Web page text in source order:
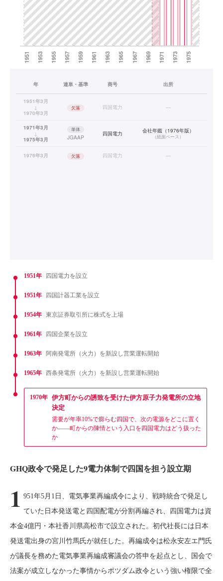
年 連単・基準 商号 出所
1951年3月
↓
1970年3月
欠落 四国電力 —
1971年3月
↓
1975年3月
単体
JGAAP
四国電力 会社年鑑（1976年版）
（紙面ベース）
1976年3月 欠落 四国電力 —
1951年 四国電力を設立
1951年 四国計器工業を設立
1954年 東京証券取引所に株式を上場
1961年 四国企業を設立
1963年 阿南発電所（火力）を新設し営業運転開始
1965年 西条発電所（火力）を新設し営業運転開始
1970年 伊方町からの誘致を受けた伊方原子力発電所の立地
決定
需要が年率10%で膨らむ四国で、次の電源をどこに置く
か——町からの陳情という入口を四国電力はどう扱った
か
GHQ政令で発足した9電力体制で四国を担う設立期
1 951年5月1日、電気事業再編成令により、戦時統合で発足し
ていた日本発送電と四国配電が分割再編され、四国電力は資
本金4億円・本社香川県高松市で設立された。初代社長には日本
発送電出身の宮川竹馬氏が就任した。再編成令は松永安左エ門氏
が議長を務めた電気事業再編成審議会の答申を起点とし、国会で
法案が成立しなかった事情からポツダム政令という強い権限で全